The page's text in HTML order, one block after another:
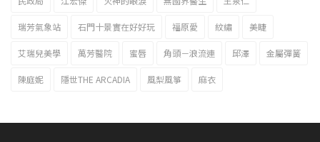
瑞芳氣象站 石門十景實在好好玩 福原愛 紋繡 美睫
艾瑞兒美學 萬芳醫院 蜜唇 角頭－浪流連 邱澤 金屬彈簧
陳庭妮 隱世THE ARCADIA 風梨風箏 麻衣